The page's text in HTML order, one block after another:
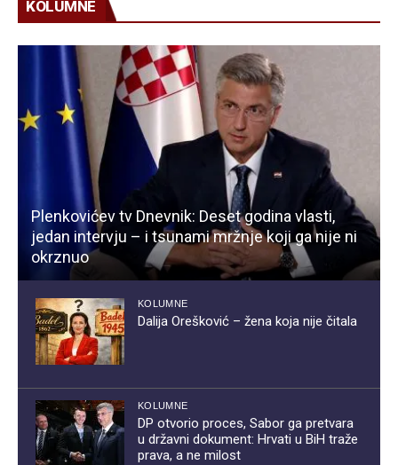
KOLUMNE
Plenkovićev tv Dnevnik: Deset godina vlasti,
jedan intervju – i tsunami mržnje koji ga nije ni
okrznuo
KOLUMNE
Dalija Orešković – žena koja nije čitala
KOLUMNE
DP otvorio proces, Sabor ga pretvara
u državni dokument: Hrvati u BiH traže
prava, a ne milost